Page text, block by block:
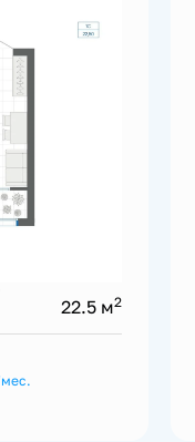
22.5 м2
мес.